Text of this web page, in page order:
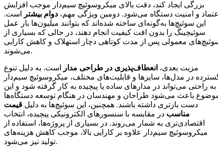
بزرگی ایجاد کند، دقت بالای میکروسوئیچ سیم‌دار موجب افزایش
و امنیت دستگاه می‌شود. دومین ویژگی مهم، دوام بیشتر
است.
این سوئیچ‌ها به‌گونه‌ای ساخته شده‌اند که بتوانند میلیون‌ها بار عمل
سوئیچینگ را بدون افت کیفیت انجام دهند، در حالی که بسیاری از
معمولی پس از مدت کوتاهی دچار استهلاک و کاهش کارایی
می‌شوند.
مزیت بعدی، انعطاف‌پذیری در طراحی مدار
است. به دلیل تنوع
در مدل‌ها، سایزها و قابلیت‌های مختلف، میکروسوئیچ سیم‌دار
به راحتی می‌تواند در مدارهای ساده یا پیچیده به کار گرفته شود و این
باعث می‌شود طراحان و مهندسان در هنگام توسعه دستگاه‌ها
دست بازتری داشته باشند. همچنین، این سوئیچ‌ها به دلیل قیمت
مناسب در مقایسه با سنسورهای الکترونیکی پیچیده، انتخاب
اقتصادی‌تری به شمار می‌روند. در بسیاری از پروژه‌ها، استفاده از
میکروسوئیچ سیم‌دار علاوه بر کارایی بالا، موجب کاهش هزینه‌های
تولید نیز می‌شود.